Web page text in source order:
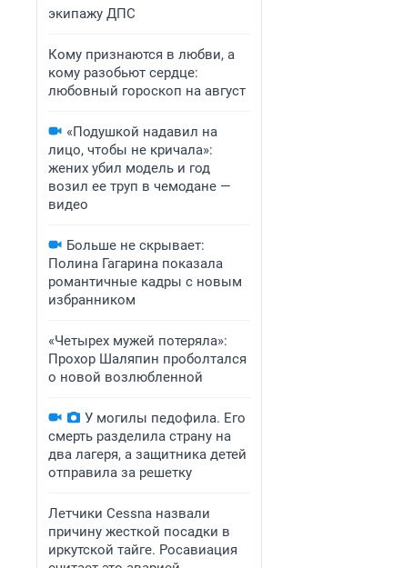
экипажу ДПС
Кому признаются в любви, а
кому разобьют сердце:
любовный гороскоп на август
«Подушкой надавил на
лицо, чтобы не кричала»:
жених убил модель и год
возил ее труп в чемодане —
видео
Больше не скрывает:
Полина Гагарина показала
романтичные кадры с новым
избранником
«Четырех мужей потеряла»:
Прохор Шаляпин проболтался
о новой возлюбленной
У могилы педофила. Его
смерть разделила страну на
два лагеря, а защитника детей
отправила за решетку
Летчики Cessna назвали
причину жесткой посадки в
иркутской тайге. Росавиация